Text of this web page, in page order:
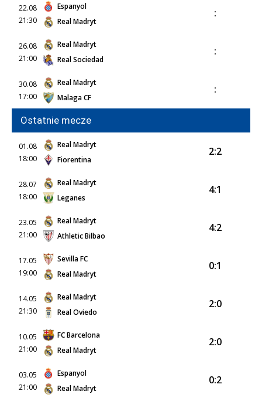
22.08
21:30
Espanyol
Real Madryt
:
26.08
21:00
Real Madryt
Real Sociedad
:
30.08
17:00
Real Madryt
Malaga CF
:
Ostatnie mecze
01.08
18:00
Real Madryt
Fiorentina
2:2
28.07
18:00
Real Madryt
Leganes
4:1
23.05
21:00
Real Madryt
Athletic Bilbao
4:2
17.05
19:00
Sevilla FC
Real Madryt
0:1
14.05
21:30
Real Madryt
Real Oviedo
2:0
10.05
21:00
FC Barcelona
Real Madryt
2:0
03.05
21:00
Espanyol
Real Madryt
0:2